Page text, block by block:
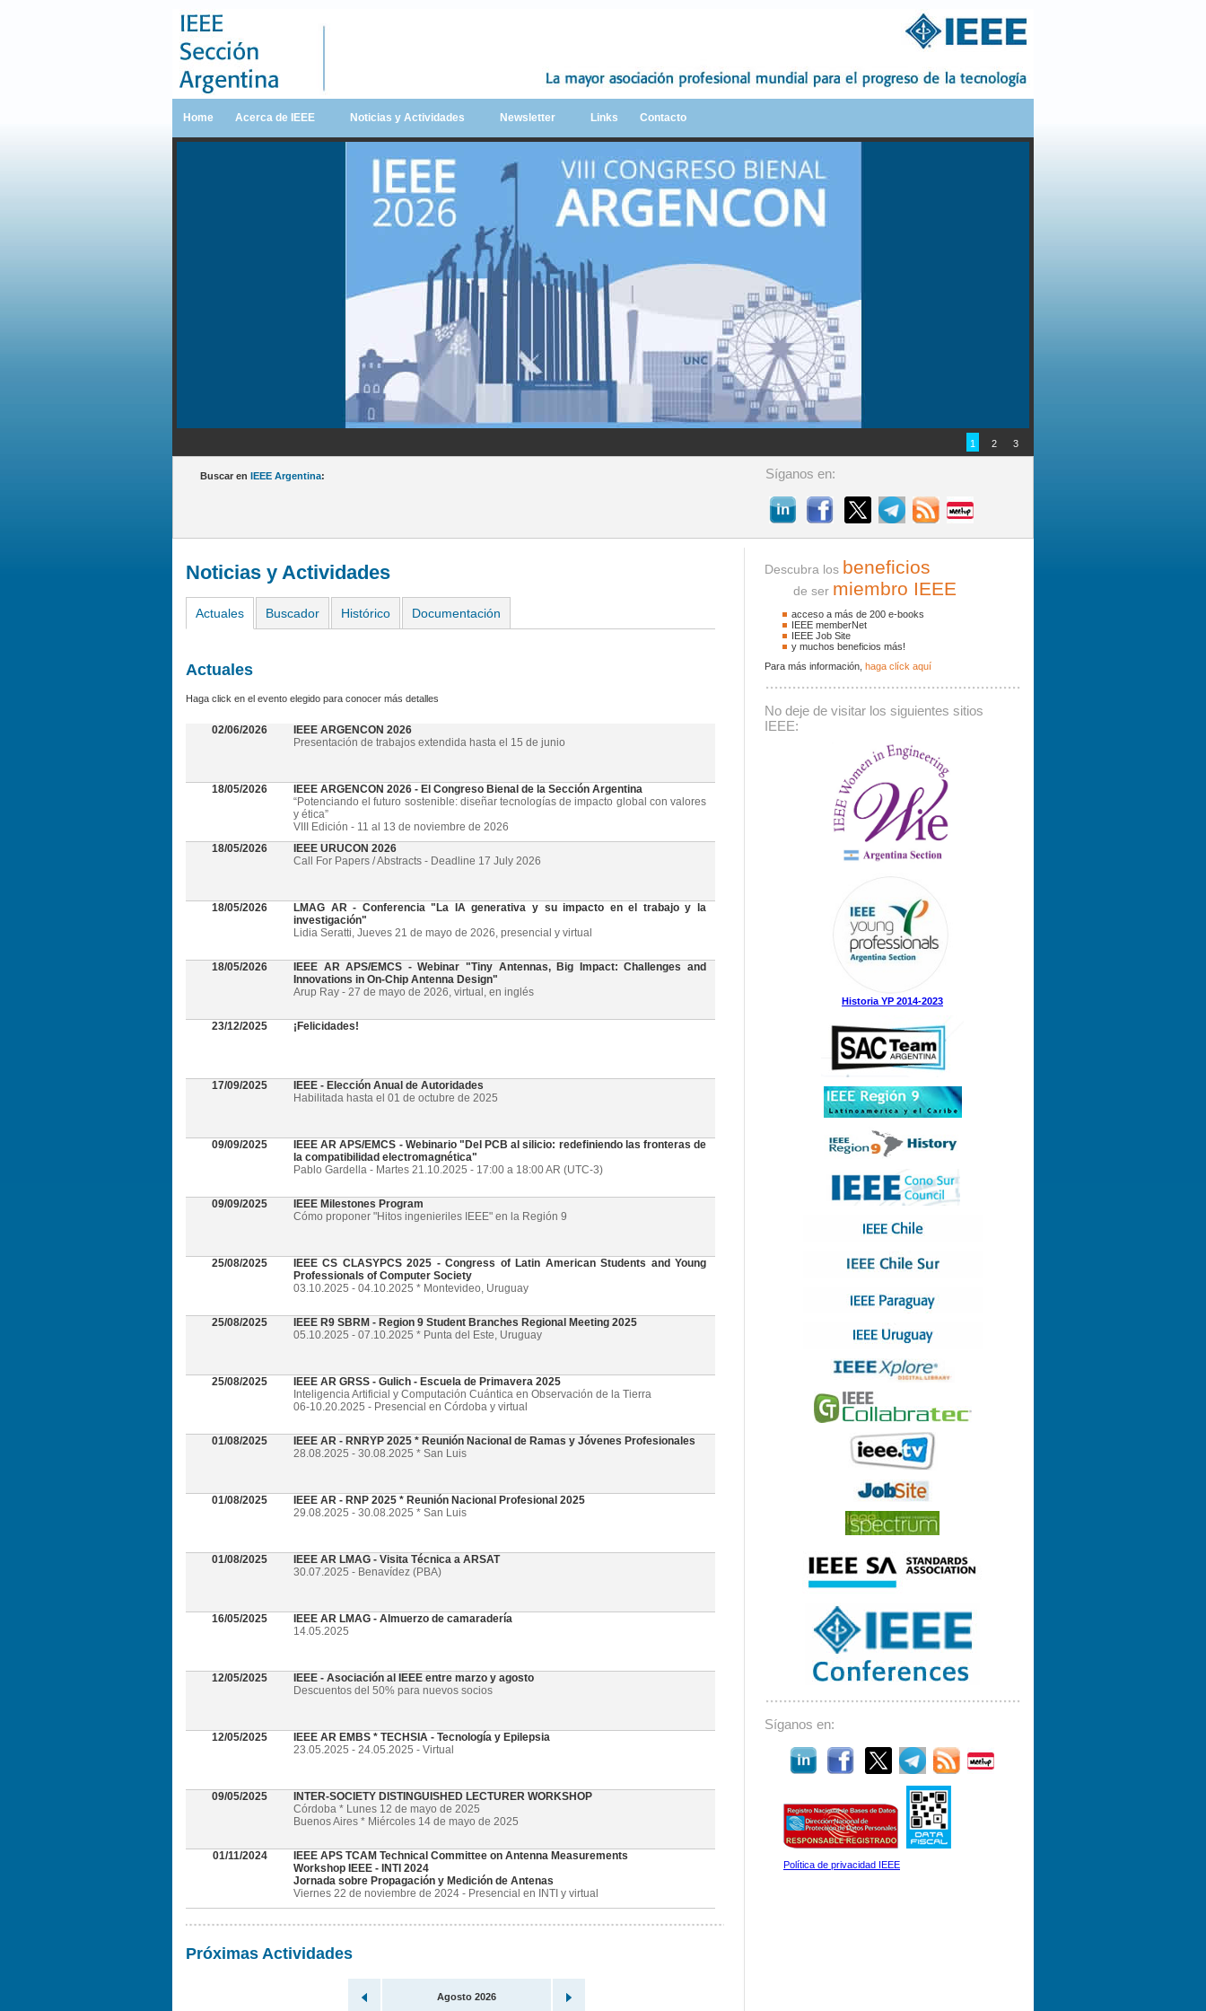
Home Acerca de IEEE Noticias y Actividades Newsletter Links Contacto
1 2 3
Buscar en IEEE Argentina: Síganos en:
Noticias y Actividades
Actuales Buscador Histórico Documentación
Actuales
Haga click en el evento elegido para conocer más detalles
02/06/2026
IEEE ARGENCON 2026
Presentación de trabajos extendida hasta el 15 de junio
18/05/2026
IEEE ARGENCON 2026 - El Congreso Bienal de la Sección Argentina
“Potenciando el futuro sostenible: diseñar tecnologías de impacto global con valores
y ética”
VIII Edición - 11 al 13 de noviembre de 2026
18/05/2026
IEEE URUCON 2026
Call For Papers / Abstracts - Deadline 17 July 2026
18/05/2026
LMAG AR - Conferencia "La IA generativa y su impacto en el trabajo y la
investigación"
Lidia Seratti, Jueves 21 de mayo de 2026, presencial y virtual
18/05/2026
IEEE AR APS/EMCS - Webinar "Tiny Antennas, Big Impact: Challenges and
Innovations in On-Chip Antenna Design"
Arup Ray - 27 de mayo de 2026, virtual, en inglés
23/12/2025 ¡Felicidades!
17/09/2025
IEEE - Elección Anual de Autoridades
Habilitada hasta el 01 de octubre de 2025
09/09/2025
IEEE AR APS/EMCS - Webinario "Del PCB al silicio: redefiniendo las fronteras de
la compatibilidad electromagnética"
Pablo Gardella - Martes 21.10.2025 - 17:00 a 18:00 AR (UTC-3)
09/09/2025
IEEE Milestones Program
Cómo proponer "Hitos ingenieriles IEEE" en la Región 9
25/08/2025
IEEE CS CLASYPCS 2025 - Congress of Latin American Students and Young
Professionals of Computer Society
03.10.2025 - 04.10.2025 * Montevideo, Uruguay
25/08/2025
IEEE R9 SBRM - Region 9 Student Branches Regional Meeting 2025
05.10.2025 - 07.10.2025 * Punta del Este, Uruguay
25/08/2025
IEEE AR GRSS - Gulich - Escuela de Primavera 2025
Inteligencia Artificial y Computación Cuántica en Observación de la Tierra
06-10.20.2025 - Presencial en Córdoba y virtual
01/08/2025
IEEE AR - RNRYP 2025 * Reunión Nacional de Ramas y Jóvenes Profesionales
28.08.2025 - 30.08.2025 * San Luis
01/08/2025
IEEE AR - RNP 2025 * Reunión Nacional Profesional 2025
29.08.2025 - 30.08.2025 * San Luis
01/08/2025
IEEE AR LMAG - Visita Técnica a ARSAT
30.07.2025 - Benavídez (PBA)
16/05/2025
IEEE AR LMAG - Almuerzo de camaradería
14.05.2025
12/05/2025
IEEE - Asociación al IEEE entre marzo y agosto
Descuentos del 50% para nuevos socios
12/05/2025
IEEE AR EMBS * TECHSIA - Tecnología y Epilepsia
23.05.2025 - 24.05.2025 - Virtual
09/05/2025
INTER-SOCIETY DISTINGUISHED LECTURER WORKSHOP
Córdoba * Lunes 12 de mayo de 2025
Buenos Aires * Miércoles 14 de mayo de 2025
01/11/2024
IEEE APS TCAM Technical Committee on Antenna Measurements
Workshop IEEE - INTI 2024
Jornada sobre Propagación y Medición de Antenas
Viernes 22 de noviembre de 2024 - Presencial en INTI y virtual
Buscador
La palabra a buscar debe contener al menos 3 caracteres.
Buscar:
Próximas Actividades
Agosto 2026
Descubra los beneficios
de ser miembro IEEE
acceso a más de 200 e-books
IEEE memberNet
IEEE Job Site
y muchos beneficios más!
Para más información, haga clíck aquí
No deje de visitar los siguientes sitios
IEEE:
Historia YP 2014-2023
Síganos en:
Política de privacidad IEEE